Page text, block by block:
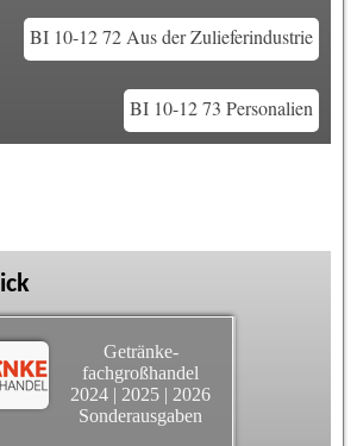
BI 10-12 72 Aus der Zulieferindustrie
BI 10-12 73 Personalien
Getränke-
fachgroßhandel
2024 | 2025 | 2026
Sonderausgaben